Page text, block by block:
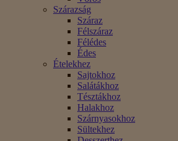
Szárazság
Száraz
Félszáraz
Félédes
Édes
Ételekhez
Sajtokhoz
Salátákhoz
Tésztákhoz
Halakhoz
Szárnyasokhoz
Sültekhez